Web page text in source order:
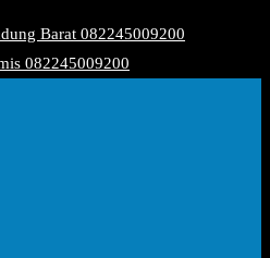
Barat 082245009200
082245009200